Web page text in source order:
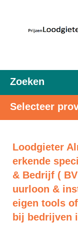
Zoeken
Selecteer
Loodgieter
erkende
& Bedrijf (
uurloon &
eigen tools
bij bedrijven